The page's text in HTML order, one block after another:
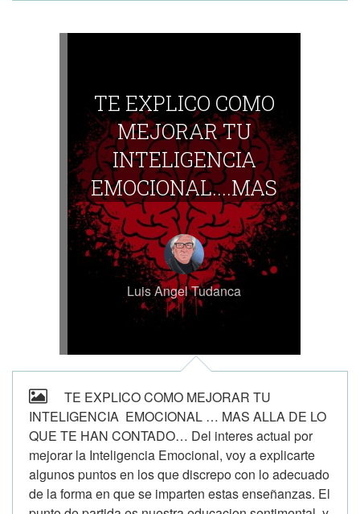
TE EXPLICO COMO
MEJORAR TU
INTELIGENCIA
EMOCIONAL....MAS
ALLA DE LO QUE TE
HAN CONTADO
Luis Angel Tudanca
TE EXPLICO COMO MEJORAR TU
INTELIGENCIA EMOCIONAL … MAS ALLA DE LO
QUE TE HAN CONTADO… Del interes actual por
mejorar la Inteligencia Emocional, voy a explicarte
algunos puntos en los que discrepo con lo adecuado
de la forma en que se imparten estas enseñanzas. El